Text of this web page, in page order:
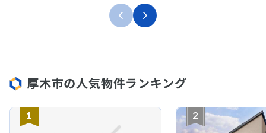
厚木市の人気物件ランキング
1 2